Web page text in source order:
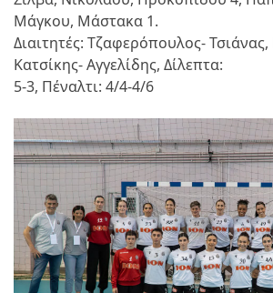
Μάγκου, Μάστακα 1.
Διαιτητές: Τζαφερόπουλος-
Κατσίκης- Αγγελίδης, Δίλεπτα:
5-3, Πέναλτι: 4/4-4/6